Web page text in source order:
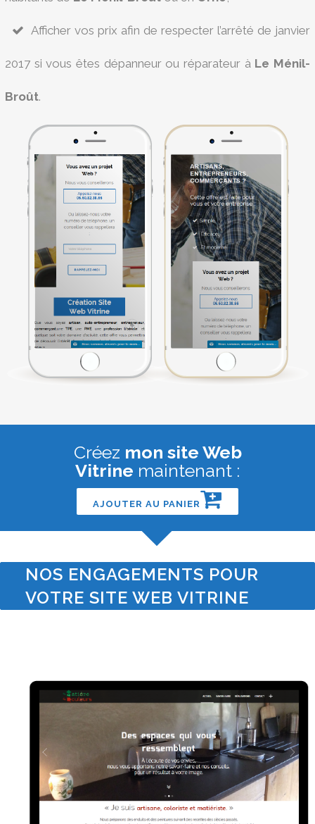
Afficher vos prix afin de respecter l’arrêté de janvier
2017 si vous êtes dépanneur ou réparateur à Le Ménil-
Broût.
Créez mon site Web
Vitrine maintenant :
AJOUTER AU PANIER
NOS ENGAGEMENTS POUR
VOTRE SITE WEB VITRINE